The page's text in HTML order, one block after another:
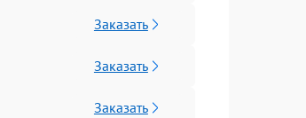
Заказать
Заказать
Заказать